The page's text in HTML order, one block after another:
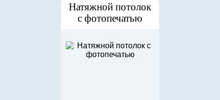
Натяжной потолок
с фотопечатью